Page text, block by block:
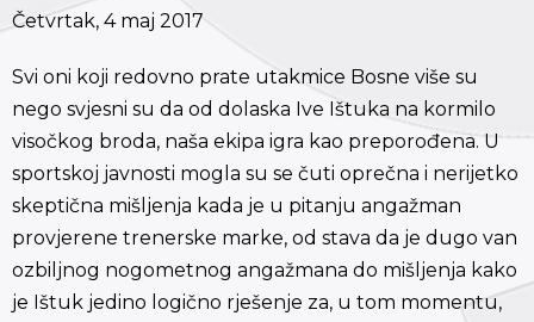
Četvrtak, 4 maj 2017
Svi oni koji redovno prate utakmice Bosne više su
nego svjesni su da od dolaska Ive Ištuka na kormilo
visočkog broda, naša ekipa igra kao preporođena. U
sportskoj javnosti mogla su se čuti oprečna i nerijetko
skeptična mišljenja kada je u pitanju angažman
provjerene trenerske marke, od stava da je dugo van
ozbiljnog nogometnog angažmana do mišljenja kako
je Ištuk jedino logično rješenje za, u tom momentu,